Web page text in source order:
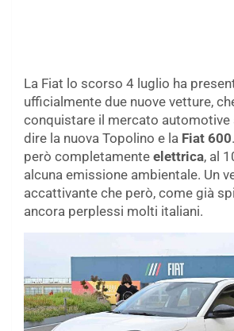
La Fiat lo scorso 4 luglio ha
ufficialmente due nuove vetture,
conquistare il mercato automotive
dire la nuova Topolino e la Fiat 600
però completamente elettrica, al
alcuna emissione ambientale. Un
accattivante che però, come già
ancora perplessi molti italiani.